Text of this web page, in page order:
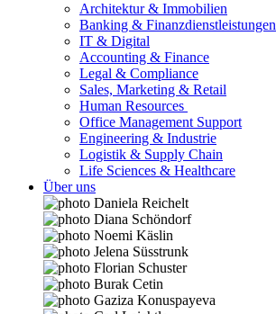
Architektur & Immobilien
Banking & Finanzdienstleistungen
IT & Digital
Accounting & Finance
Legal & Compliance
Sales, Marketing & Retail
Human Resources
Office Management Support
Engineering & Industrie
Logistik & Supply Chain
Life Sciences & Healthcare
Über uns